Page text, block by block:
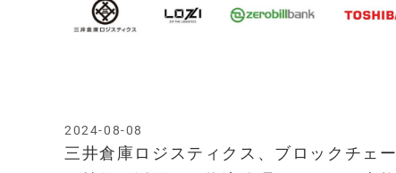
三井倉庫ロジスティクス、ブロックチェー
2024-08-08